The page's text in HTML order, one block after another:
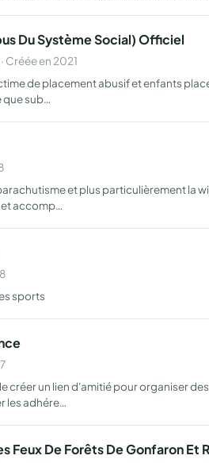
Du Système Social) Officiel
Créée en 2021
de placement abusif et enfants
que sub…
et plus particulièrement la
accomp…
sports
créer un lien d'amitié pour organiser
les adhére…
Feux De Forêts De Gonfaron